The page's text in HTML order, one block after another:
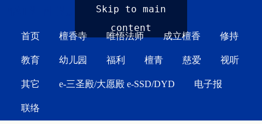
Skip to main
content
首页 檀香寺 唯悟法师 成立檀香 修持
教育 幼儿园 福利 檀青 慈爱 视听
其它 e-三圣殿/大愿殿 e-SSD/DYD 电子报
联络